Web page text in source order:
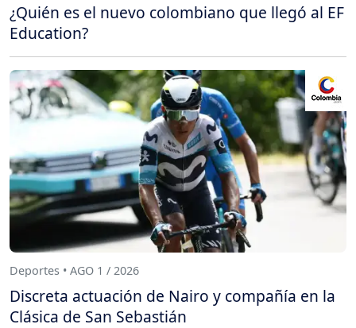
¿Quién es el nuevo colombiano que llegó al EF
Education?
Deportes • AGO 1 / 2026
Discreta actuación de Nairo y compañía en la
Clásica de San Sebastián